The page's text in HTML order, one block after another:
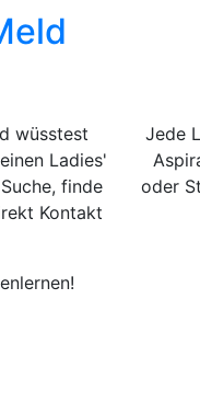
wüsstest
Ladies'
finde
Kontakt
Jede
oder